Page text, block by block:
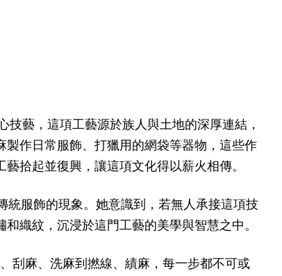
藝，這項工藝源於族人與土地的深厚連結，
作日常服飾、打獵用的網袋等器物，這些作
拾起並復興，讓這項文化得以薪火相傳。
服飾的現象。她意識到，若無人承接這項技
織紋，沉浸於這門工藝的美學與智慧之中。
刮麻、洗麻到撚線、績麻，每一步都不可或